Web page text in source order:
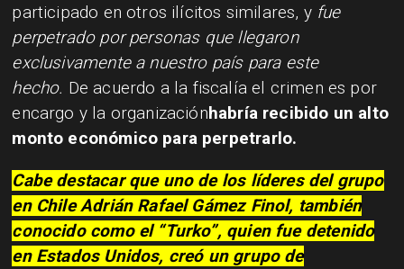
participado en otros ilícitos similares, y fue
perpetrado por personas que llegaron
exclusivamente a nuestro país para este
hecho. De acuerdo a la fiscalía el crimen es por
encargo y la organizaciónhabría recibido un alto
monto económico para perpetrarlo.
Cabe destacar que uno de los líderes del grupo
en Chile Adrián Rafael Gámez Finol, también
conocido como el “Turko”, quien fue detenido
en Estados Unidos, creó un grupo de